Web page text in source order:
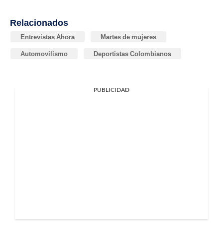
Relacionados
Entrevistas Ahora Martes de mujeres
Automovilismo Deportistas Colombianos
PUBLICIDAD